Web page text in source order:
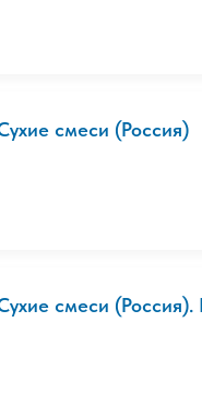
смеси (Россия)
смеси (Россия).